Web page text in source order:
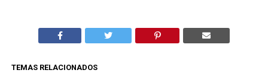
TEMAS RELACIONADOS